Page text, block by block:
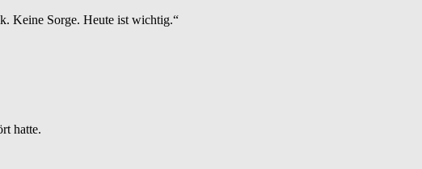
Keine Sorge. Heute ist wichtig.“
hatte.